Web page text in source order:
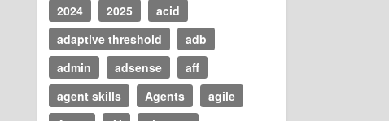
2024
2025
acid
adaptive threshold
adb
admin
adsense
aff
agent skills
Agents
agile